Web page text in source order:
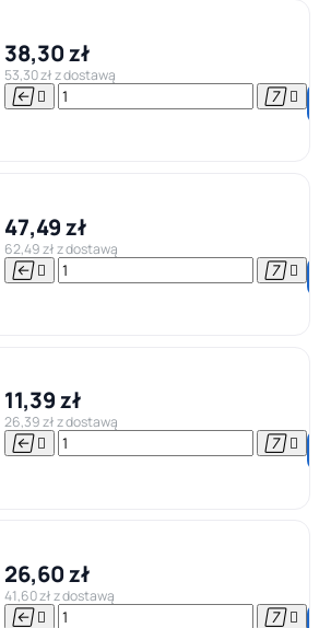
38,30 zł
53,30 zł z dostawą
   
47,49 zł
62,49 zł z dostawą
   
11,39 zł
26,39 zł z dostawą
   
26,60 zł
41,60 zł z dostawą
   